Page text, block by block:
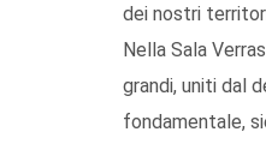
dei nostri
Nella Sala
grandi, uniti dal
fondamentale,